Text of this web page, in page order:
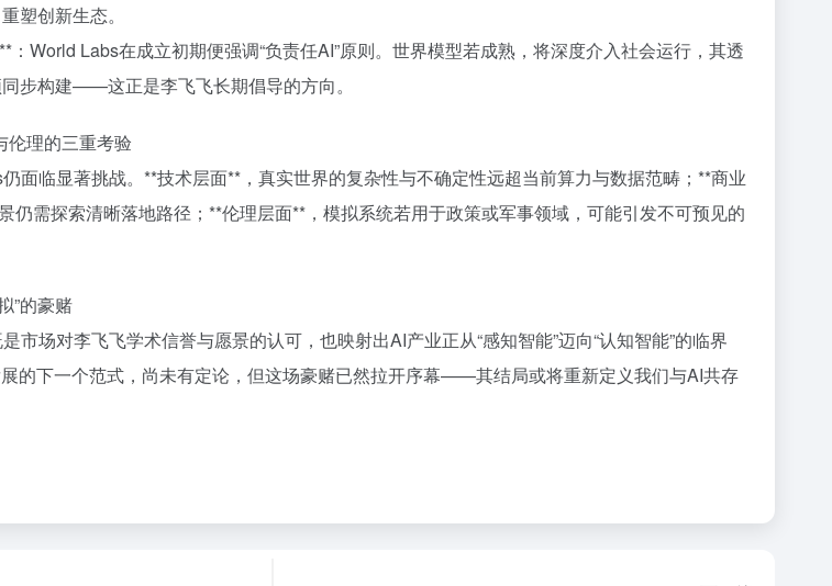
塑创新生态。
：World Labs在成立初期便强调“负责任AI”原则。世界模型若成熟，将深度介入社会运行，其透
步构建——这正是李飞飞长期倡导的方向。
伦理的三重考验
面临显著挑战。**技术层面**，真实世界的复杂性与不确定性远超当前算力与数据范畴；**商业
仍需探索清晰落地路径；**伦理层面**，模拟系统若用于政策或军事领域，可能引发不可预见的
”的豪赌
市场对李飞飞学术信誉与愿景的认可，也映射出AI产业正从“感知智能”迈向“认知智能”的临界
的下一个范式，尚未有定论，但这场豪赌已然拉开序幕——其结局或将重新定义我们与AI共存